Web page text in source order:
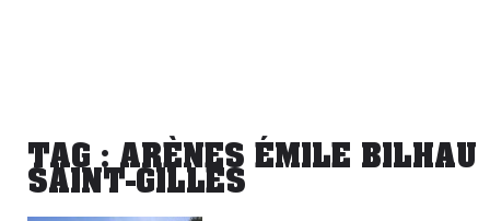
TAG : ARÈNES ÉMILE BILHAU
SAINT-GILLES